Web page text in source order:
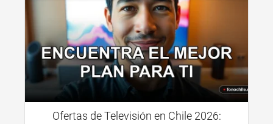
Ofertas de Televisión en Chile 2026: